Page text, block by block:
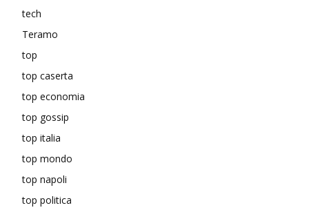
tech
Teramo
top
top caserta
top economia
top gossip
top italia
top mondo
top napoli
top politica